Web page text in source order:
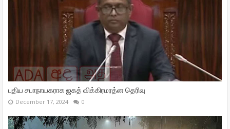
புதிய சபாநாயகராக ஜகத் விக்கிரமரத்ன தெரிவு
December 17, 2024 0